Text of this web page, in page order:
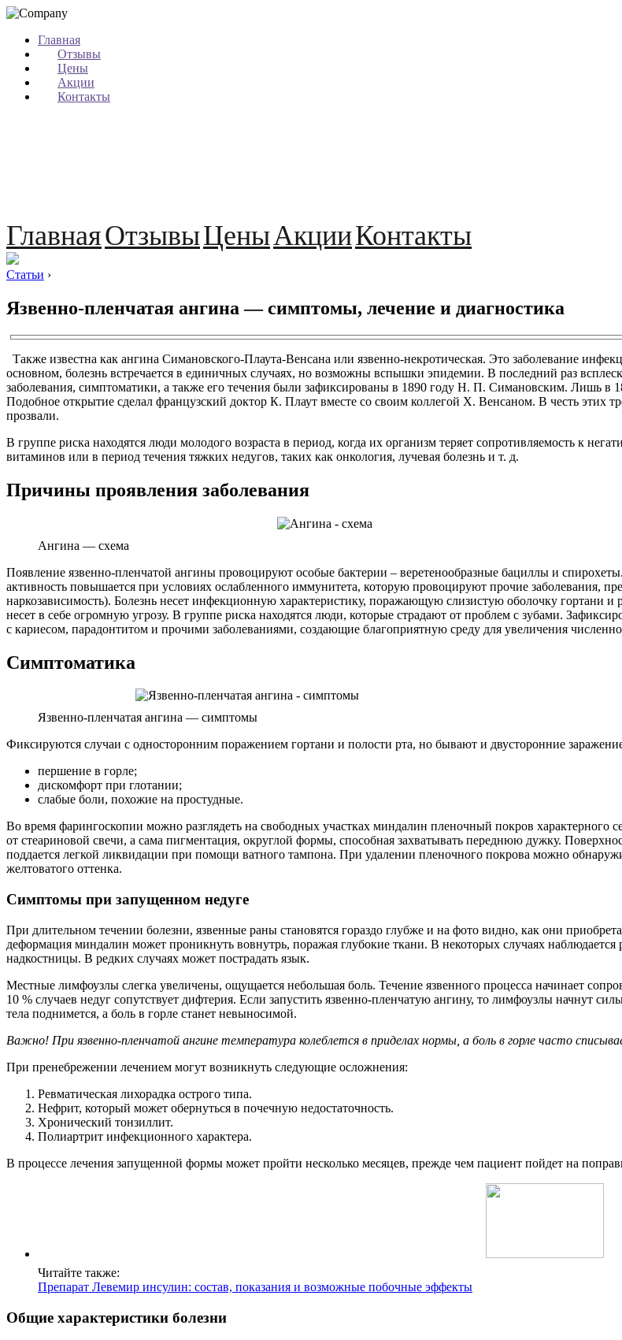
Главная
Отзывы
Цены
Акции
Контакты
ГлавнаяОтзывыЦеныАкцииКонтакты
Статьи ›
Язвенно-пленчатая ангина — симптомы, лечение и диагностика
Также известна как ангина Симановского-Плаута-Венсана или язвенно-некротическая. Это заболевание
основном, болезнь встречается в единичных случаях, но возможны вспышки эпидемии. В последний раз
заболевания, симптоматики, а также его течения были зафиксированы в 1890 году Н. П. Симановским. Лишь в
Подобное открытие сделал французский доктор К. Плаут вместе со своим коллегой Х. Венсаном. В честь этих
прозвали.
В группе риска находятся люди молодого возраста в период, когда их организм теряет сопротивляемость к
витаминов или в период течения тяжких недугов, таких как онкология, лучевая болезнь и т. д.
Причины проявления заболевания
Ангина — схема
Появление язвенно-пленчатой ангины провоцируют особые бактерии – веретенообразные бациллы и
активность повышается при условиях ослабленного иммунитета, которую провоцируют прочие заболевания,
наркозависимость). Болезнь несет инфекционную характеристику, поражающую слизистую оболочку гортани и
несет в себе огромную угрозу. В группе риска находятся люди, которые страдают от проблем с зубами.
с кариесом, парадонтитом и прочими заболеваниями, создающие благоприятную среду для увеличения
Симптоматика
Язвенно-пленчатая ангина — симптомы
Фиксируются случаи с односторонним поражением гортани и полости рта, но бывают и двусторонние
першение в горле;
дискомфорт при глотании;
слабые боли, похожие на простудные.
Во время фарингоскопии можно разглядеть на свободных участках миндалин пленочный покров характерного
от стеариновой свечи, а сама пигментация, округлой формы, способная захватывать переднюю дужку.
поддается легкой ликвидации при помощи ватного тампона. При удалении пленочного покрова можно
желтоватого оттенка.
Симптомы при запущенном недуге
При длительном течении болезни, язвенные раны становятся гораздо глубже и на фото видно, как они
деформация миндалин может проникнуть вовнутрь, поражая глубокие ткани. В некоторых случаях наблюдается
надкостницы. В редких случаях может пострадать язык.
Местные лимфоузлы слегка увеличены, ощущается небольшая боль. Течение язвенного процесса начинает
10 % случаев недуг сопутствует дифтерия. Если запустить язвенно-пленчатую ангину, то лимфоузлы начнут
тела поднимется, а боль в горле станет невыносимой.
Важно! При язвенно-пленчатой ангине температура колеблется в приделах нормы, а боль в горле часто
При пренебрежении лечением могут возникнуть следующие осложнения:
Ревматическая лихорадка острого типа.
Нефрит, который может обернуться в почечную недостаточность.
Хронический тонзиллит.
Полиартрит инфекционного характера.
В процессе лечения запущенной формы может пройти несколько месяцев, прежде чем пациент пойдет на
Читайте также:
Препарат Левемир инсулин: состав, показания и возможные побочные эффекты
Общие характеристики болезни